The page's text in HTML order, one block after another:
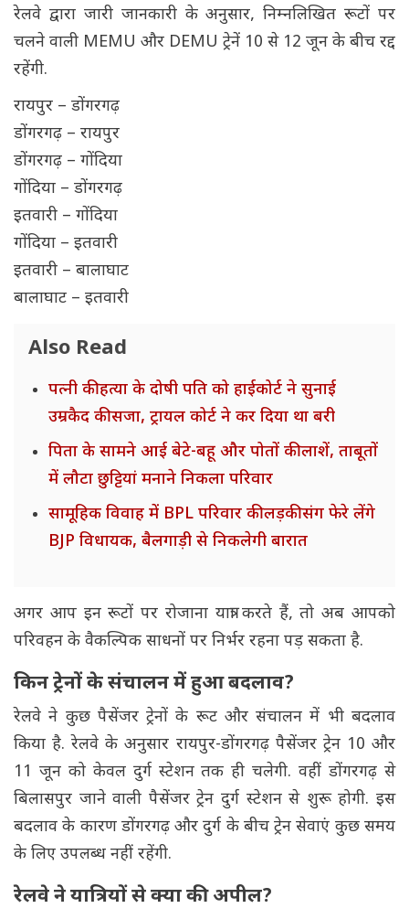
रेलवे द्वारा जारी जानकारी के अनुसार, निम्नलिखित रूटों पर
चलने वाली MEMU और DEMU ट्रेनें 10 से 12 जून के बीच रद्द
रहेंगी.
रायपुर – डोंगरगढ़
डोंगरगढ़ – रायपुर
डोंगरगढ़ – गोंदिया
गोंदिया – डोंगरगढ़
इतवारी – गोंदिया
गोंदिया – इतवारी
इतवारी – बालाघाट
बालाघाट – इतवारी
Also Read
पत्नी की हत्या के दोषी पति को हाईकोर्ट ने सुनाई
उम्रकैद की सजा, ट्रायल कोर्ट ने कर दिया था बरी
पिता के सामने आई बेटे-बहू और पोतों की लाशें, ताबूतों
में लौटा छुट्टियां मनाने निकला परिवार
सामूहिक विवाह में BPL परिवार की लड़की संग फेरे लेंगे
BJP विधायक, बैलगाड़ी से निकलेगी बारात
अगर आप इन रूटों पर रोजाना यात्रा करते हैं, तो अब आपको
परिवहन के वैकल्पिक साधनों पर निर्भर रहना पड़ सकता है.
किन ट्रेनों के संचालन में हुआ बदलाव?
रेलवे ने कुछ पैसेंजर ट्रेनों के रूट और संचालन में भी बदलाव
किया है. रेलवे के अनुसार रायपुर-डोंगरगढ़ पैसेंजर ट्रेन 10 और
11 जून को केवल दुर्ग स्टेशन तक ही चलेगी. वहीं डोंगरगढ़ से
बिलासपुर जाने वाली पैसेंजर ट्रेन दुर्ग स्टेशन से शुरू होगी. इस
बदलाव के कारण डोंगरगढ़ और दुर्ग के बीच ट्रेन सेवाएं कुछ समय
के लिए उपलब्ध नहीं रहेंगी.
रेलवे ने यात्रियों से क्या की अपील?